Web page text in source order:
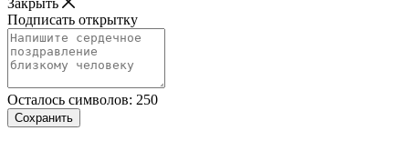
Закрыть
Подписать открытку
Осталось символов: 250
Сохранить